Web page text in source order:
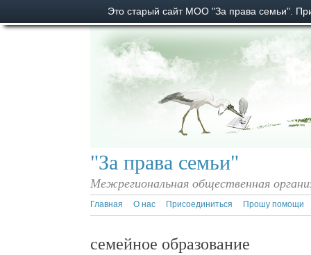
Это старый сайт МОО "За права семьи".
"За права семьи"
Межрегиональная общественная
Главная О нас Присоединиться Прошу помощи
семейное образование